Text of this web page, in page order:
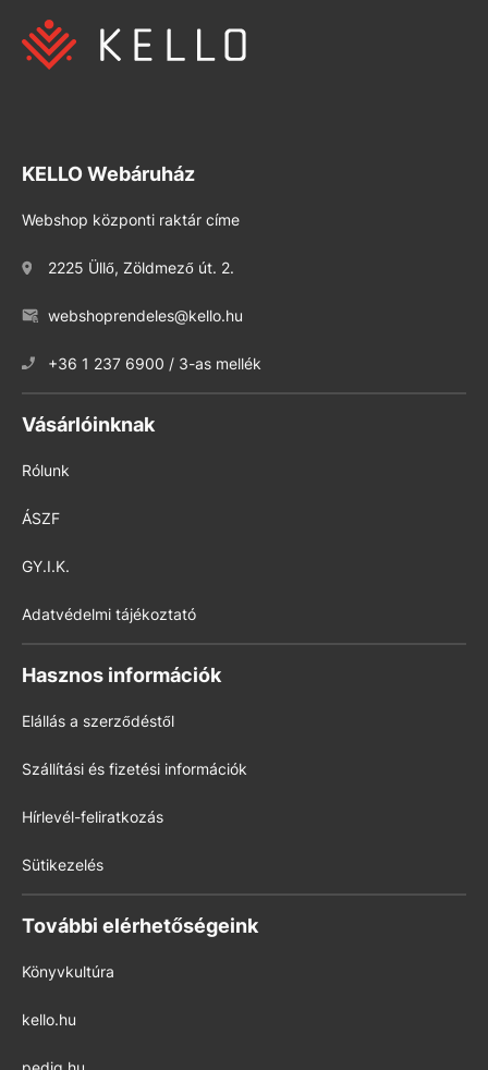
KELLO Webáruház
Webshop központi raktár címe
2225 Üllő, Zöldmező út. 2.
webshoprendeles@kello.hu
+36 1 237 6900 / 3-as mellék
Vásárlóinknak
Rólunk
ÁSZF
GY.I.K.
Adatvédelmi tájékoztató
Hasznos információk
Elállás a szerződéstől
Szállítási és fizetési információk
Hírlevél-feliratkozás
Sütikezelés
További elérhetőségeink
Könyvkultúra
kello.hu